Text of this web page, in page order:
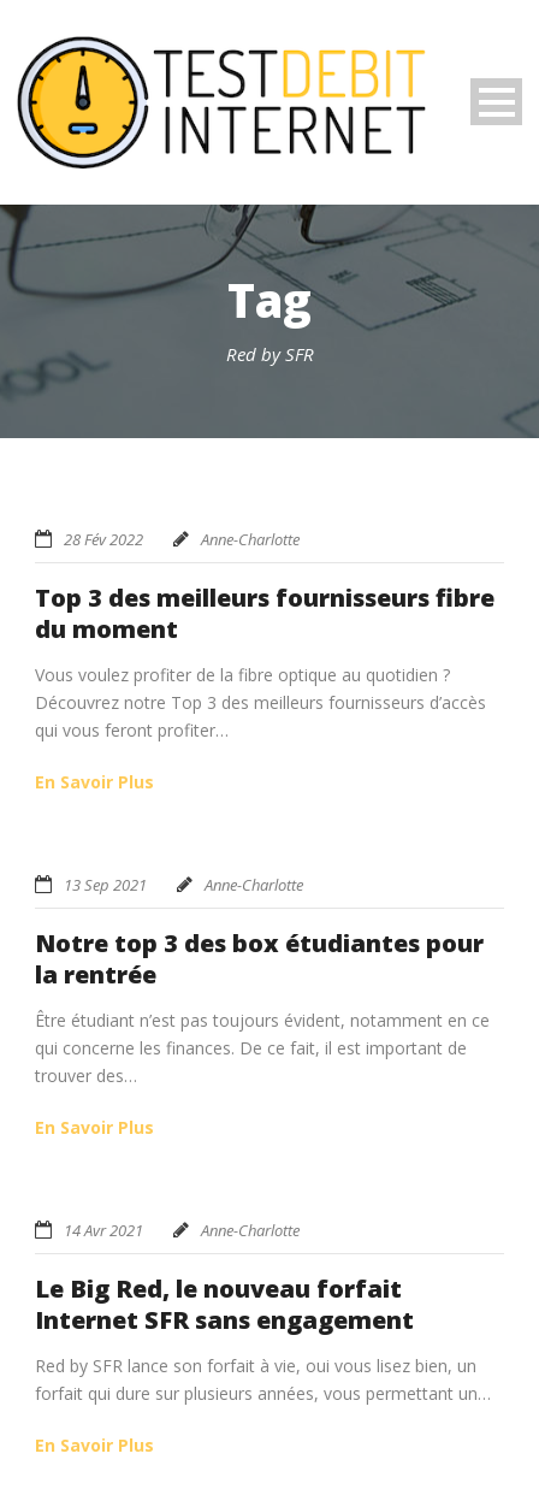
Tag
Red by SFR
28 Fév 2022 Anne-Charlotte
Top 3 des meilleurs fournisseurs fibre
du moment
Vous voulez profiter de la fibre optique au quotidien ?
Découvrez notre Top 3 des meilleurs fournisseurs d’accès
qui vous feront profiter…
En Savoir Plus
13 Sep 2021 Anne-Charlotte
Notre top 3 des box étudiantes pour
la rentrée
Être étudiant n’est pas toujours évident, notamment en ce
qui concerne les finances. De ce fait, il est important de
trouver des…
En Savoir Plus
14 Avr 2021 Anne-Charlotte
Le Big Red, le nouveau forfait
Internet SFR sans engagement
Red by SFR lance son forfait à vie, oui vous lisez bien, un
forfait qui dure sur plusieurs années, vous permettant un…
En Savoir Plus